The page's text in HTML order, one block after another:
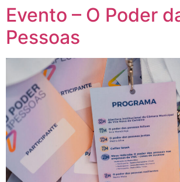
Evento – O Poder
Pessoas